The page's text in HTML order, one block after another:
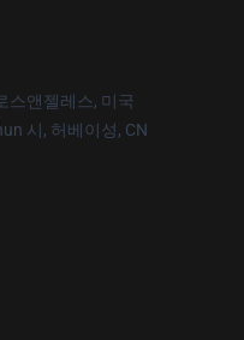
스앤젤레스, 미국
시, 허베이성, CN